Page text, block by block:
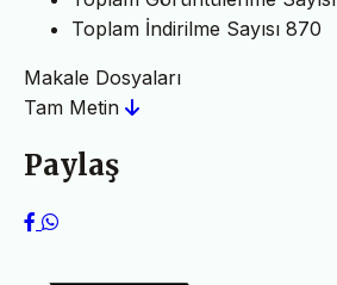
Toplam İndirilme Sayısı 870
Makale Dosyaları
Tam Metin
Paylaş